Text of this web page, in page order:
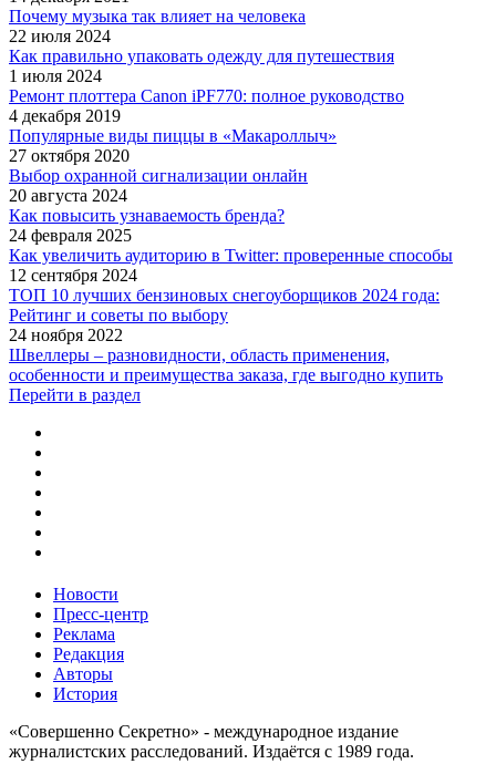
Почему музыка так влияет на человека
22 июля 2024
Как правильно упаковать одежду для путешествия
1 июля 2024
Ремонт плоттера Canon iPF770: полное руководство
4 декабря 2019
Популярные виды пиццы в «Макароллыч»
27 октября 2020
Выбор охранной сигнализации онлайн
20 августа 2024
Как повысить узнаваемость бренда?
24 февраля 2025
Как увеличить аудиторию в Twitter: проверенные способы
12 сентября 2024
ТОП 10 лучших бензиновых снегоуборщиков 2024 года:
Рейтинг и советы по выбору
24 ноября 2022
Швеллеры – разновидности, область применения,
особенности и преимущества заказа, где выгодно купить
Перейти в раздел
Новости
Пресс-центр
Реклама
Редакция
Авторы
История
«Совершенно Секретно» - международное издание
журналистских расследований. Издаётся с 1989 года.